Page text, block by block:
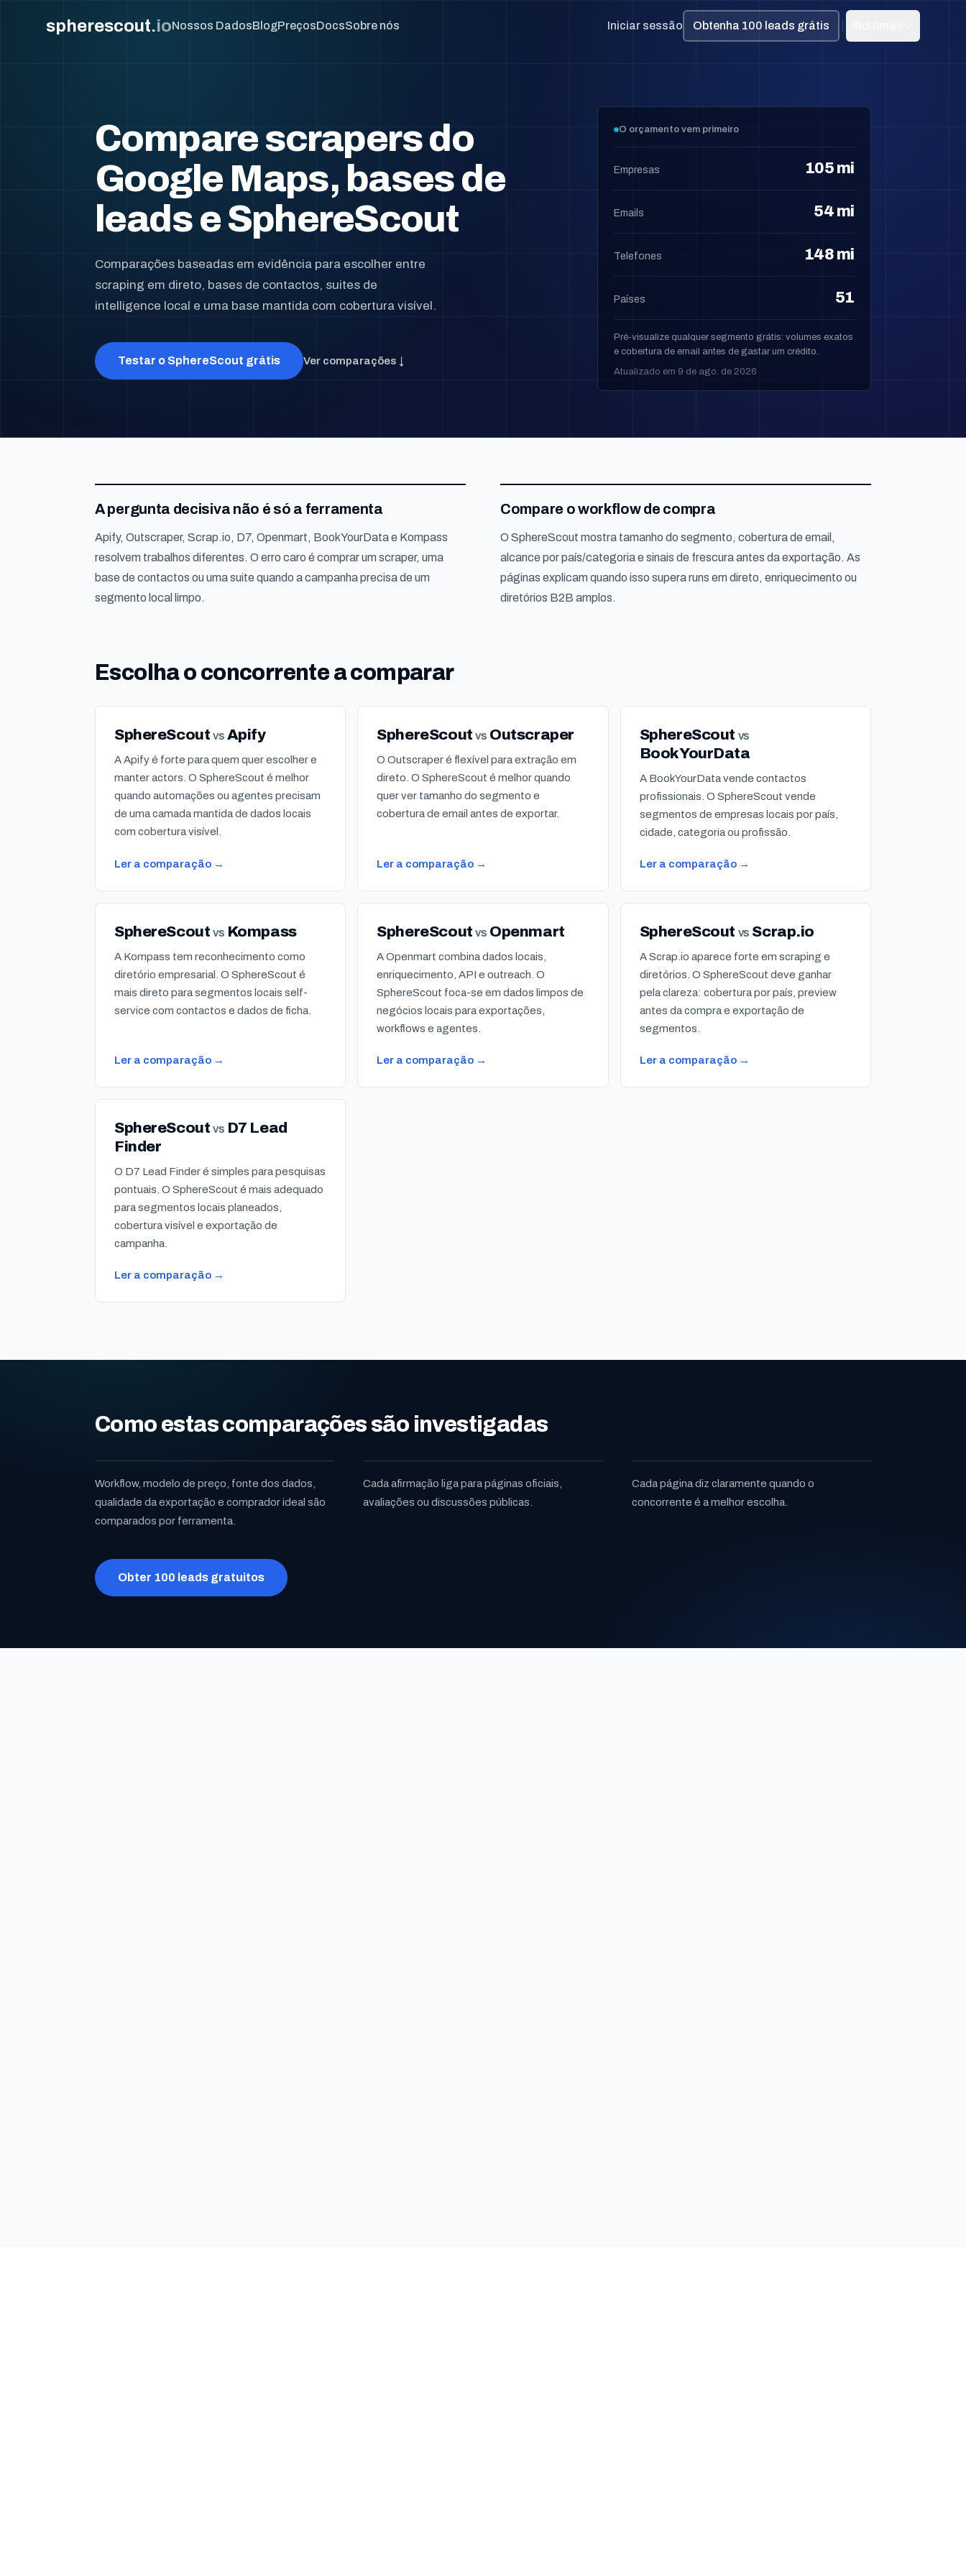
spherescout.ioNossos DadosBlogPreçosDocsSobre nós Iniciar sessão Obtenha 100 leads grátis
Compare scrapers do
Google Maps, bases de
leads e SphereScout
Comparações baseadas em evidência para escolher entre
scraping em direto, bases de contactos, suites de
intelligence local e uma base mantida com cobertura visível.
Testar o SphereScout grátis Ver comparações ↓
O orçamento vem primeiro
Empresas 105 mi
Emails 54 mi
Telefones 148 mi
Países 51
Pré-visualize qualquer segmento grátis: volumes exatos
e cobertura de email antes de gastar um crédito.
Atualizado em 9 de ago. de 2026
A pergunta decisiva não é só a ferramenta
Apify, Outscraper, Scrap.io, D7, Openmart, BookYourData e Kompass
resolvem trabalhos diferentes. O erro caro é comprar um scraper, uma
base de contactos ou uma suite quando a campanha precisa de um
segmento local limpo.
Compare o workflow de compra
O SphereScout mostra tamanho do segmento, cobertura de email,
alcance por país/categoria e sinais de frescura antes da exportação. As
páginas explicam quando isso supera runs em direto, enriquecimento ou
diretórios B2B amplos.
Escolha o concorrente a comparar
SphereScout vs Apify
A Apify é forte para quem quer escolher e
manter actors. O SphereScout é melhor
quando automações ou agentes precisam
de uma camada mantida de dados locais
com cobertura visível.
Ler a comparação →
SphereScoutvs Outscraper
O Outscraper é flexível para extração em
direto. O SphereScout é melhor quando
quer ver tamanho do segmento e
cobertura de email antes de exportar.
Ler a comparação →
SphereScout vs
BookYourData
A BookYourData vende contactos
profissionais. O SphereScout vende
segmentos de empresas locais por país,
cidade, categoria ou profissão.
Ler a comparação →
SphereScout vs Kompass
A Kompass tem reconhecimento como
diretório empresarial. O SphereScout é
mais direto para segmentos locais self-
service com contactos e dados de ficha.
Ler a comparação →
SphereScoutvs Openmart
A Openmart combina dados locais,
enriquecimento, API e outreach. O
SphereScout foca-se em dados limpos de
negócios locais para exportações,
workflows e agentes.
Ler a comparação →
SphereScout vs Scrap.io
A Scrap.io aparece forte em scraping e
diretórios. O SphereScout deve ganhar
pela clareza: cobertura por país, preview
antes da compra e exportação de
segmentos.
Ler a comparação →
SphereScout vs D7 Lead
Finder
O D7 Lead Finder é simples para pesquisas
pontuais. O SphereScout é mais adequado
para segmentos locais planeados,
cobertura visível e exportação de
campanha.
Ler a comparação →
Como estas comparações são investigadas
Workflow, modelo de preço, fonte dos dados,
qualidade da exportação e comprador ideal são
comparados por ferramenta.
Cada afirmação liga para páginas oficiais,
avaliações ou discussões públicas.
Cada página diz claramente quando o
concorrente é a melhor escolha.
Obter 100 leads gratuitos